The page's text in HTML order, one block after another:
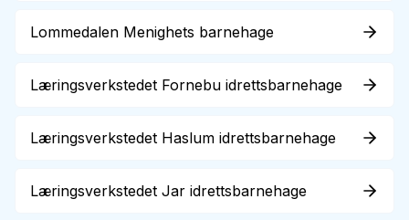
Lommedalen Menighets barnehage
Læringsverkstedet Fornebu idrettsbarnehage
Læringsverkstedet Haslum idrettsbarnehage
Læringsverkstedet Jar idrettsbarnehage